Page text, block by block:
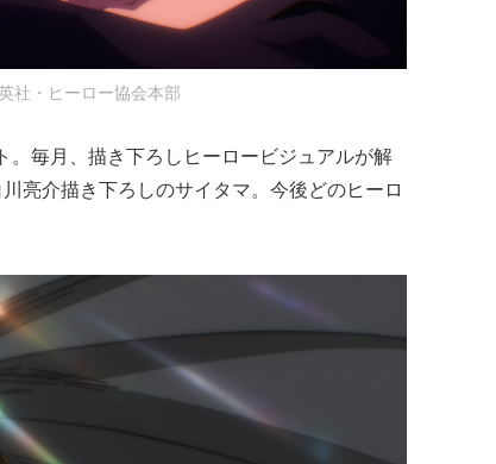
社・ヒーロー協会本部
毎月、描き下ろしヒーロービジュアルが解
亮介描き下ろしのサイタマ。今後どのヒーロ